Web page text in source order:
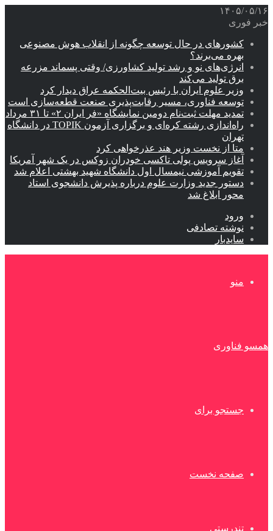
۱۴۰۵/۰۵/۱۶
خبر فوری
کشورهای در حال توسعه چگونه از انقلاب هوش مصنوعی
بهره می‌برند؟
انرژی‌های نو و رشد تولید کشاورزی/ وقتی پسماند مزرعه‌
برق تولید می‌کند
وزیر علوم ایران با رئیس بیت‌الحکمه عراق دیدار کرد
توسعه فناوری، مسیر رقابت‌پذیری صنعت قطعه‌سازی است
تمدید مهلت ثبت‌نام دومین نمایشگاه «فر ایران ۲» تا ۳۱ مرداد
راه‌اندازی رشته کره‌ای و برگزاری آزمون TOPIK در دانشگاه
تهران
متا از نخست وزیر هند عذرخواهی کرد
آغاز سرویس پولی تاکسی خودران زوکس در یک شهر آمریکا
تقویم آموزشی نیمسال اول دانشگاه شهید بهشتی اعلام شد
دستور جدید وزارت علوم درباره پذیرش دانشجوی استاد
محور ابلاغ شد
ورود
نوشته تصادفی
سایدبار
منو
همسو فناوری
جستجو برای
صفحه نخست
تندرستی